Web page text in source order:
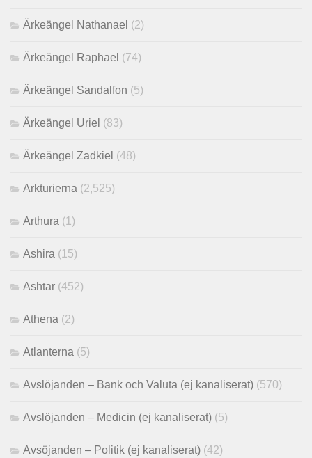
Ärkeängel Nathanael (2)
Ärkeängel Raphael (74)
Ärkeängel Sandalfon (5)
Ärkeängel Uriel (83)
Ärkeängel Zadkiel (48)
Arkturierna (2,525)
Arthura (1)
Ashira (15)
Ashtar (452)
Athena (2)
Atlanterna (5)
Avslöjanden – Bank och Valuta (ej kanaliserat) (570)
Avslöjanden – Medicin (ej kanaliserat) (5)
Avsöjanden – Politik (ej kanaliserat) (42)